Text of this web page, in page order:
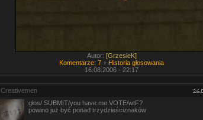
Autor: [GrzesieK]
Komentarze: 7 + Historia głosowania
16.08.2006 - 22:17
Creativemen
głos/ SUBMIT/you have me VOTE/wtF?
powino już być ponad trzydzieściznaków